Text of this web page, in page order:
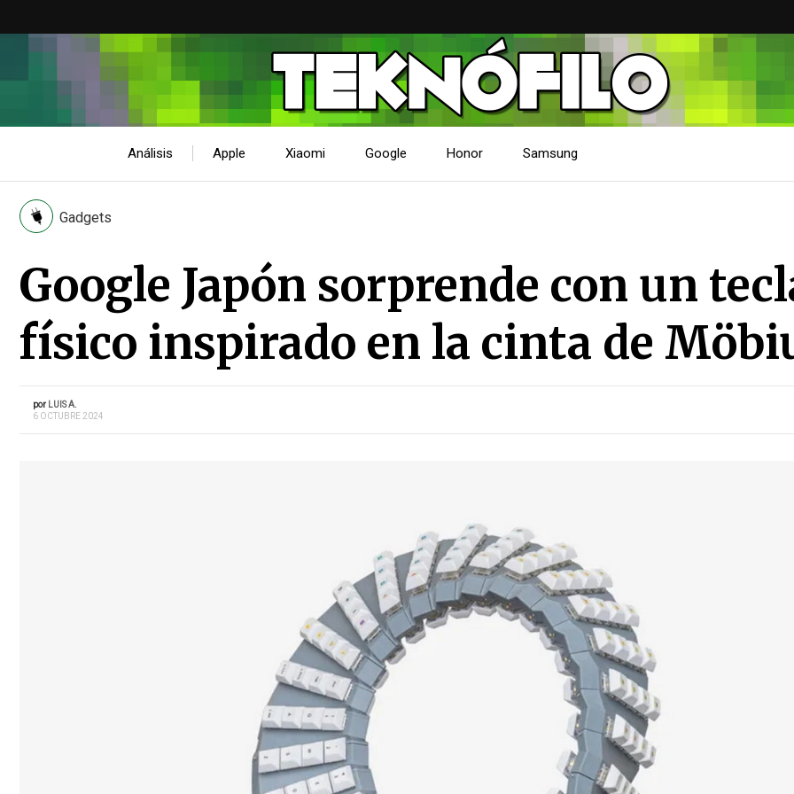
Análisis Apple Xiaomi Google Honor Samsung
Gadgets
Google Japón sorprende con un
físico inspirado en la cinta de
por LUIS A.
6 OCTUBRE 2024